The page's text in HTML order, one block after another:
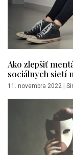
Ako zlepšiť
sociálnych sietí
11. novembra 2022